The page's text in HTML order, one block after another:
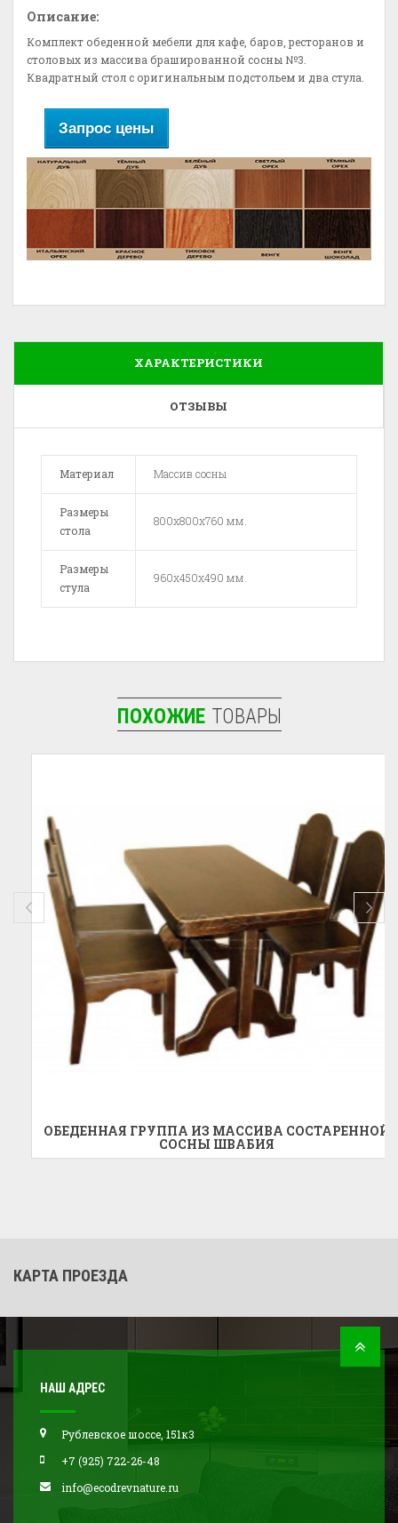
Описание:
Комплект обеденной мебели для кафе, баров, ресторанов и
столовых из массива брашированной сосны №3.
Квадратный стол с оригинальным подстольем и два стула.
Запрос цены
ХАРАКТЕРИСТИКИ
ОТЗЫВЫ
Материал Массив сосны
Размеры
стола
800x800х760 мм.
Размеры
стула
960х450х490 мм.
ПОХОЖИЕ ТОВАРЫ
ОБЕДЕННАЯ ГРУППА ИЗ МАССИВА СОСТАРЕННОЙ
СОСНЫ ШВАБИЯ
КАРТА ПРОЕЗДА
НАШ АДРЕС
Рублевское шоссе, 151к3
+7 (925) 722-26-48
info@ecodrevnature.ru